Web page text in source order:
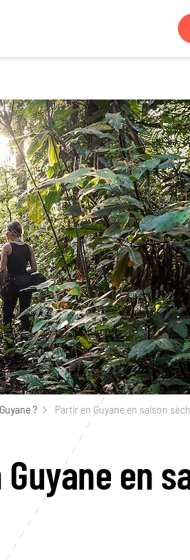
? Partir en Guyane en saison
en